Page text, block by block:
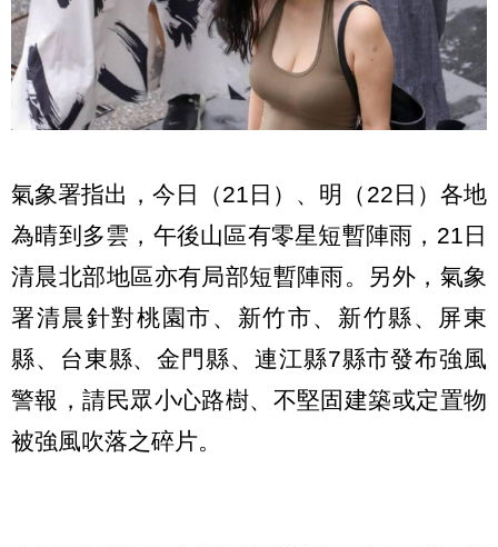
氣象署指出，今日（21日）、明（22日）各地
為晴到多雲，午後山區有零星短暫陣雨，21日
清晨北部地區亦有局部短暫陣雨。另外，氣象
署清晨針對桃園市、新竹市、新竹縣、屏東
縣、台東縣、金門縣、連江縣7縣市發布強風
警報，請民眾小心路樹、不堅固建築或定置物
被強風吹落之碎片。